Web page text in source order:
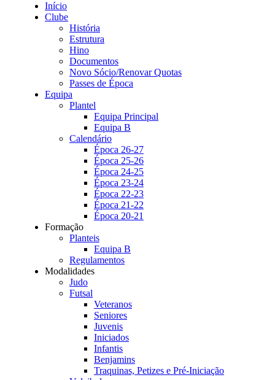
Início
Clube
História
Estrutura
Hino
Documentos
Novo Sócio/Renovar Quotas
Passes de Época
Equipa
Plantel
Equipa Principal
Equipa B
Calendário
Época 26-27
Época 25-26
Época 24-25
Época 23-24
Época 22-23
Época 21-22
Época 20-21
Formação
Planteis
Equipa B
Regulamentos
Modalidades
Judo
Futsal
Veteranos
Seniores
Juvenis
Iniciados
Infantis
Benjamins
Traquinas, Petizes e Pré-Iniciação